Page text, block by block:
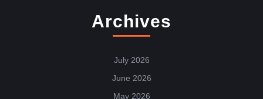
Archives
July 2026
June 2026
May 2026